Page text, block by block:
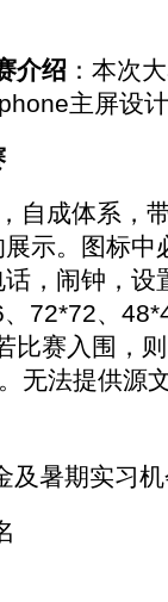
介绍 ：本次
主屏设
自成体系，
示。图标中
，闹钟，设
、 72*72、
比赛入围，
无法提供源
及暑期实习